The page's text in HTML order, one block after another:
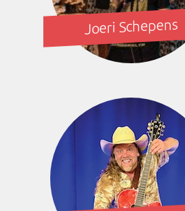
Joeri Schepens